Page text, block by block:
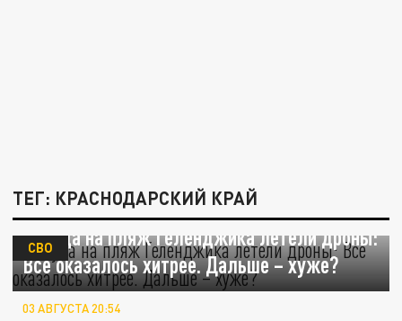
ТЕГ: КРАСНОДАРСКИЙ КРАЙ
Откуда на пляж Геленджика летели дроны:
Всё оказалось хитрее. Дальше – хуже?
СВО
03 АВГУСТА 20:54